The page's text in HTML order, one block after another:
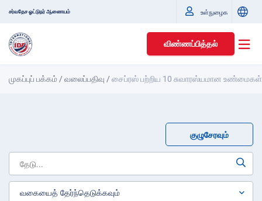
சர்வதேச ஓட்டுநர் ஆணையம் உள்நுழைக
விண்ணப்பித்தல்
முகப்புப் பக்கம் /வலைப்பதிவு /சைப்ரஸ் பற்றிய 10 சுவாரஸ்யமான உண்மைகள்
குழுசேரவும்